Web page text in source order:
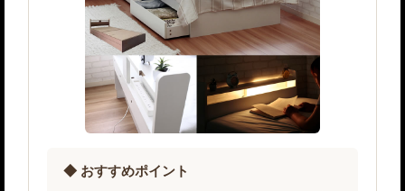
◆ おすすめポイント